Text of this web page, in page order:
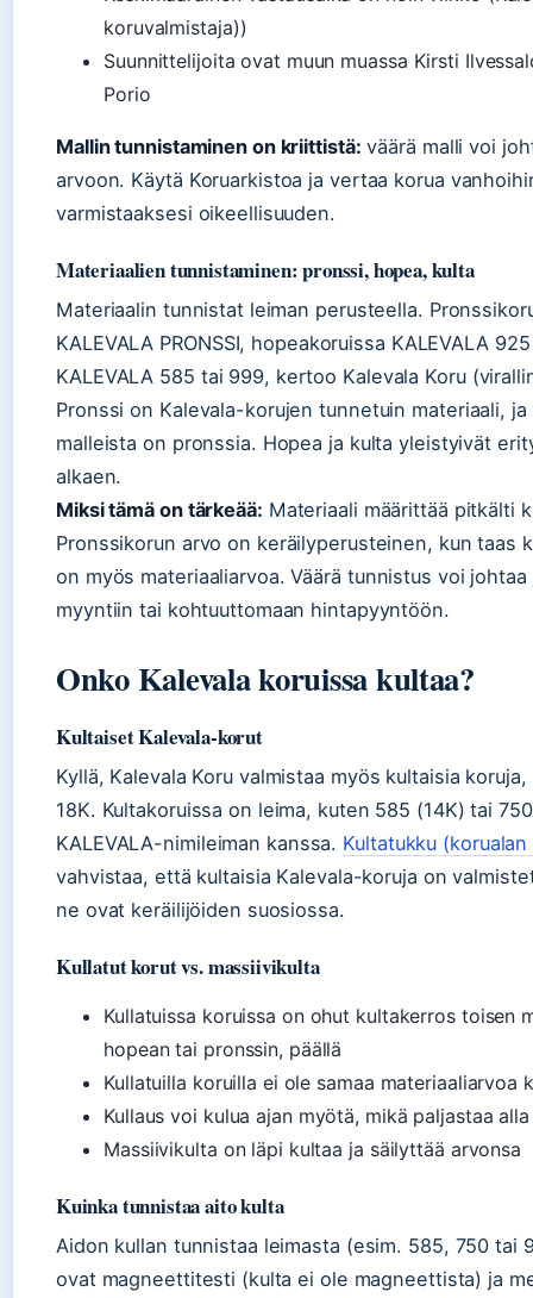
koruvalmistaja))
Suunnittelijoita ovat muun muassa Kirsti
Porio
Mallin tunnistaminen on kriittistä: väärä malli voi
arvoon. Käytä Koruarkistoa ja vertaa korua
varmistaaksesi oikeellisuuden.
Materiaalien tunnistaminen: pronssi, hopea, kulta
Materiaalin tunnistat leiman perusteella.
KALEVALA PRONSSI, hopeakoruissa KALEVALA
KALEVALA 585 tai 999, kertoo Kalevala Koru
Pronssi on Kalevala-korujen tunnetuin materiaali,
malleista on pronssia. Hopea ja kulta yleistyivät
alkaen.
Miksi tämä on tärkeää: Materiaali määrittää pitkälti
Pronssikorun arvo on keräilyperusteinen, kun taas
on myös materiaaliarvoa. Väärä tunnistus voi
myyntiin tai kohtuuttomaan hintapyyntöön.
Onko Kalevala koruissa kultaa?
Kultaiset Kalevala-korut
Kyllä, Kalevala Koru valmistaa myös kultaisia
18K. Kultakoruissa on leima, kuten 585 (14K) tai
KALEVALA-nimileiman kanssa. Kultatukku
vahvistaa, että kultaisia Kalevala-koruja on
ne ovat keräilijöiden suosiossa.
Kullatut korut vs. massiivikulta
Kullatuissa koruissa on ohut kultakerros toisen
hopean tai pronssin, päällä
Kullatuilla koruilla ei ole samaa materiaaliarvoa
Kullaus voi kulua ajan myötä, mikä paljastaa
Massiivikulta on läpi kultaa ja säilyttää arvonsa
Kuinka tunnistaa aito kulta
Aidon kullan tunnistaa leimasta (esim. 585, 750 tai
ovat magneettitesti (kulta ei ole magneettista) ja